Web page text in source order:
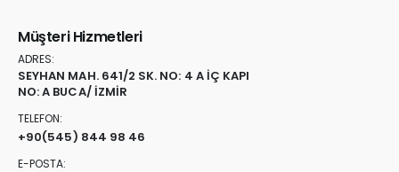
Müşteri Hizmetleri
ADRES:
SEYHAN MAH. 641/2 SK. NO: 4 A İÇ KAPI
NO: A BUCA/ İZMİR
TELEFON:
+90(545) 844 98 46
E-POSTA: